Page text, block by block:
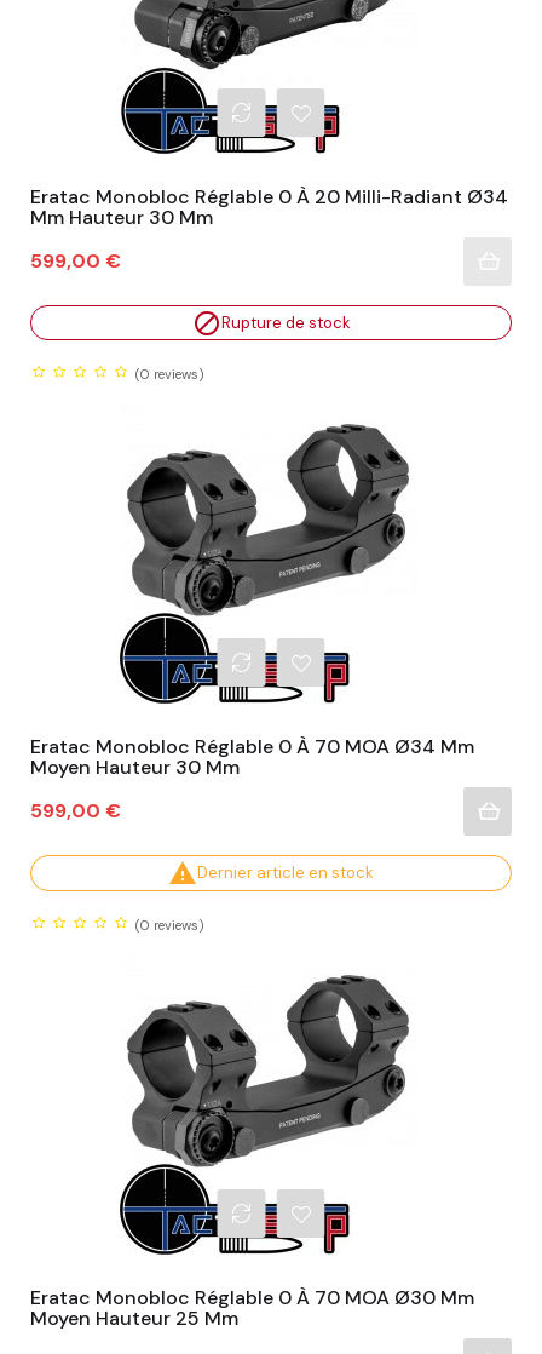
Eratac Monobloc Réglable 0 À 20 Milli-Radiant Ø34
Mm Hauteur 30 Mm
Prix
599,00 €
Rupture de stock
(0 reviews)
Eratac Monobloc Réglable 0 À 70 MOA Ø34 Mm
Moyen Hauteur 30 Mm
Prix
599,00 €
Dernier article en stock
(0 reviews)
Eratac Monobloc Réglable 0 À 70 MOA Ø30 Mm
Moyen Hauteur 25 Mm